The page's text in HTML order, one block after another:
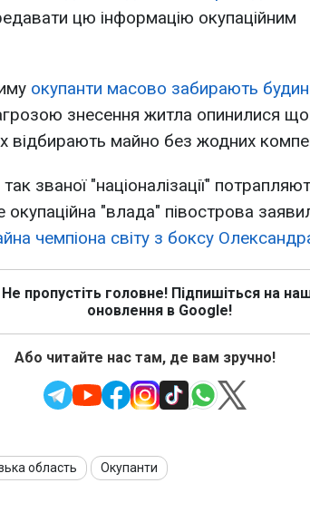
цю інформацію окупаційним
окупанти масово забирають
знесення житла опинилися
відбирають майно без жодних
званої "націоналізації"
окупаційна "влада" півострова
чемпіона світу з боксу
Не пропустіть головне! Підпишіться на
оновлення в Google!
Або читайте нас там, де вам зручно!
область Окупанти